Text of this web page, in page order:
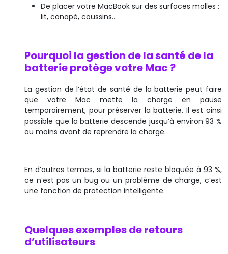
De placer votre MacBook sur des surfaces molles :
lit, canapé, coussins…
Pourquoi la gestion de la santé de la
batterie protège votre Mac ?
La gestion de l’état de santé de la batterie peut faire
que votre Mac mette la charge en pause
temporairement, pour préserver la batterie. Il est ainsi
possible que la batterie descende jusqu’à environ 93 %
ou moins avant de reprendre la charge.
En d’autres termes, si la batterie reste bloquée à 93 %,
ce n’est pas un bug ou un problème de charge, c’est
une fonction de protection intelligente.
Quelques exemples de retours
d’utilisateurs